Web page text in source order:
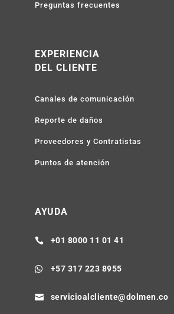
Preguntas frecuentes
EXPERIENCIA
DEL CLIENTE
Canales de comunicación
Reporte de daños
Proveedores y Contratistas
Puntos de atención
AYUDA
 +01 8000 11 01 41
 +57 317 223 8955
 servicioalcliente@dolmen.co